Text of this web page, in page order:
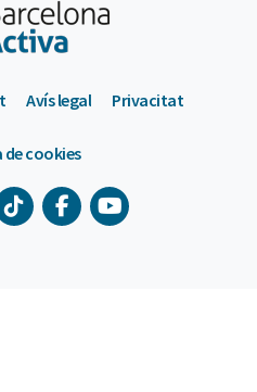
Avís legal Privacitat
cookies